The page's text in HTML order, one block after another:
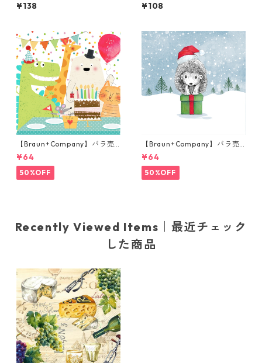
VILLE ボルドー V&A ウィリア
¥138
パーナプキン Talking to Sant
¥108
【Braun+Company】バラ売
り2枚 ランチサイズ ペーパー
ナプキン All my Friends ホワ
イト
¥64
50%OFF
【Braun+Company】バラ売
り2枚 ランチサイズ ペーパー
ナプキン Winteranimals ブル
ー
¥64
50%OFF
Recently Viewed Items｜最近チェック
した商品